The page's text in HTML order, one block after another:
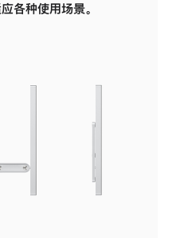
各种使用场景。